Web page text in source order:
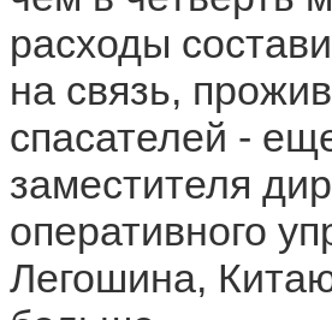
расходы
на связь,
спасателей -
заместителя
оперативного
Легошина,